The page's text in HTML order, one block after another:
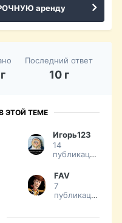
аренду
Последний ответ
10 г
ЭТОЙ ТЕМЕ
Игорь123
14
публикаций
FAV
7
публикаций